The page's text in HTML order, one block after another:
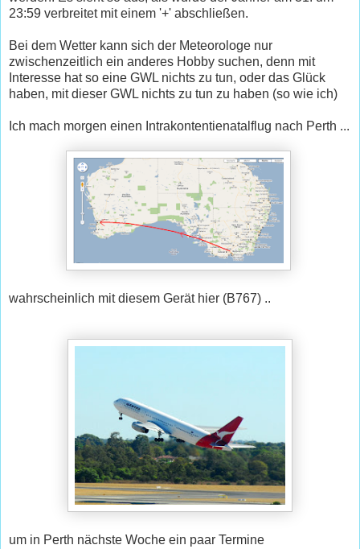
23:59 verbreitet mit einem '+' abschließen.
Bei dem Wetter kann sich der Meteorologe nur
zwischenzeitlich ein anderes Hobby suchen, denn mit
Interesse hat so eine GWL nichts zu tun, oder das Glück
haben, mit dieser GWL nichts zu tun zu haben (so wie ich)
Ich mach morgen einen Intrakontentienatalflug nach Perth ...
wahrscheinlich mit diesem Gerät hier (B767) ..
um in Perth nächste Woche ein paar Termine